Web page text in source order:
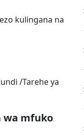
kulingana na
/Tarehe ya
wa mfuko